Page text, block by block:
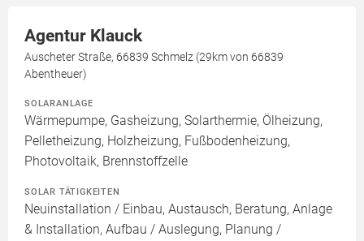
Agentur Klauck
Auscheter Straße, 66839 Schmelz (29km von 66839
Abentheuer)
SOLARANLAGE
Wärmepumpe, Gasheizung, Solarthermie, Ölheizung,
Pelletheizung, Holzheizung, Fußbodenheizung,
Photovoltaik, Brennstoffzelle
SOLAR TÄTIGKEITEN
Neuinstallation / Einbau, Austausch, Beratung, Anlage
& Installation, Aufbau / Auslegung, Planung /